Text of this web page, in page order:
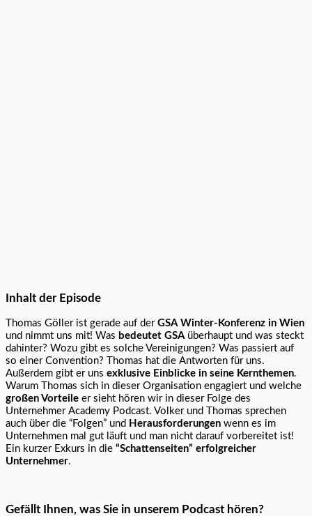
Inhalt der Episode
Thomas Göller ist gerade auf der GSA Winter-Konferenz in Wien
und nimmt uns mit! Was bedeutet GSAüberhaupt und was steckt
dahinter? Wozu gibt es solche Vereinigungen? Was passiert auf
so einer Convention? Thomas hat die Antworten für uns.
Außerdem gibt er uns exklusive Einblicke in seine Kernthemen.
Warum Thomas sich in dieser Organisation engagiert und welche
großen Vorteile er sieht hören wir in dieser Folge des
Unternehmer Academy Podcast. Volker und Thomas sprechen
auch über die “Folgen” und Herausforderungen wenn es im
Unternehmen mal gut läuft und man nicht darauf vorbereitet ist!
Ein kurzer Exkurs in die “Schattenseiten” erfolgreicher
Unternehmer.
Gefällt Ihnen, was Sie in unserem Podcast hören?